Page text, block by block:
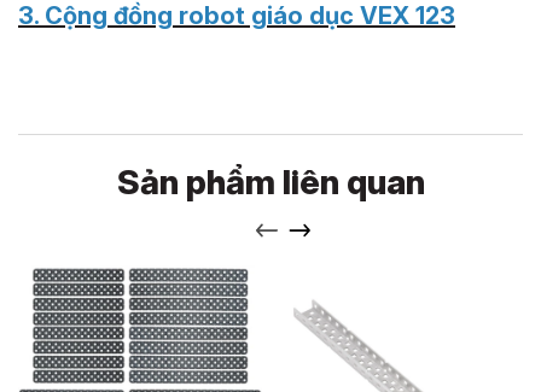
3. Cộng đồng robot giáo dục VEX 123
Sản phẩm liên quan